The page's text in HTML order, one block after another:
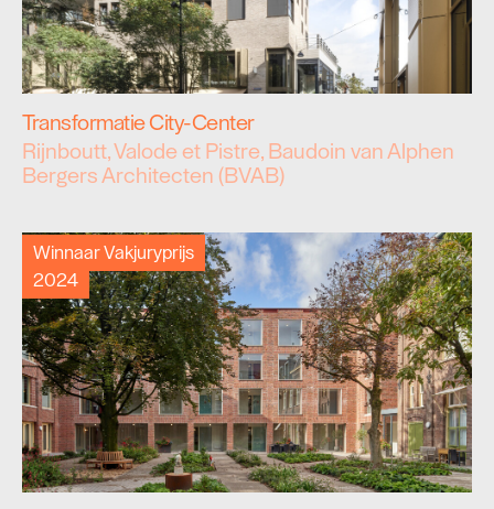
Transformatie City-Center
Rijnboutt, Valode et Pistre, Baudoin van Alphen
Bergers Architecten (BVAB)
Winnaar Vakjuryprijs
2024